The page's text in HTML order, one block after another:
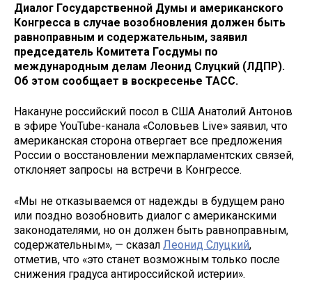
Диалог Государственной Думы и американского
Конгресса в случае возобновления должен быть
равноправным и содержательным, заявил
председатель Комитета Госдумы по
международным делам Леонид Слуцкий (ЛДПР).
Об этом сообщает в воскресенье ТАСС.
Накануне российский посол в США Анатолий Антонов
в эфире YouTube-канала «Соловьев Live» заявил, что
американская сторона отвергает все предложения
России о восстановлении межпарламентских связей,
отклоняет запросы на встречи в Конгрессе.
«Мы не отказываемся от надежды в будущем рано
или поздно возобновить диалог с американскими
законодателями, но он должен быть равноправным,
содержательным», — сказал Леонид Слуцкий,
отметив, что «это станет возможным только после
снижения градуса антироссийской истерии».